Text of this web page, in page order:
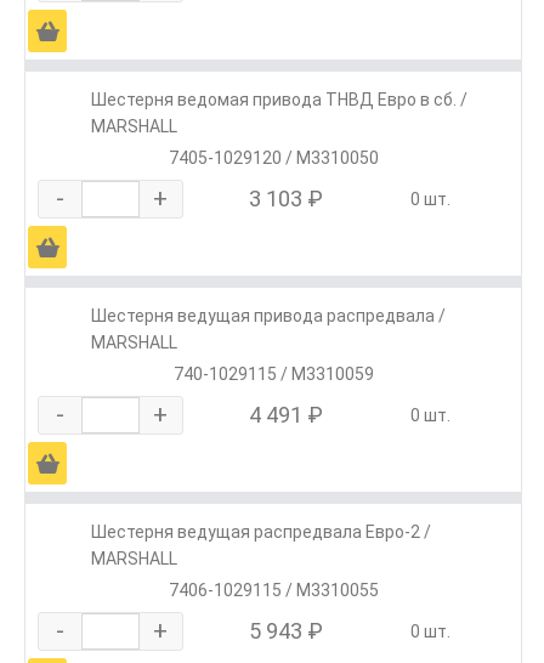
Ä
Шестерня ведомая привода ТНВД Евро в сб. /
MARSHALL
7405-1029120 / M3310050
- + 3 103 ₽ 0 шт.
Ä
Шестерня ведущая привода распредвала /
MARSHALL
740-1029115 / M3310059
- + 4 491 ₽ 0 шт.
Ä
Шестерня ведущая распредвала Евро-2 /
MARSHALL
7406-1029115 / M3310055
- + 5 943 ₽ 0 шт.